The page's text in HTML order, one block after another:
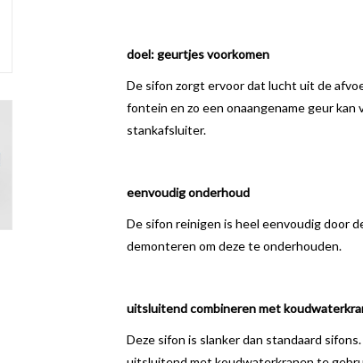
doel: geurtjes voorkomen
De sifon zorgt ervoor dat lucht uit de
fontein en zo een onaangename geur kan
stankafsluiter.
eenvoudig onderhoud
De sifon reinigen is heel eenvoudig door
demonteren om deze te onderhouden.
uitsluitend combineren met
Deze sifon is slanker dan standaard